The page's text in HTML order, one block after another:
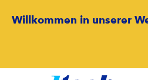
Willkommen in unserer